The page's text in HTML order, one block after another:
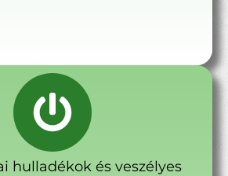
hulladékok és veszélyes